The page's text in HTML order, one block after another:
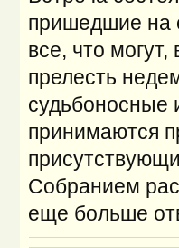
пришедшие на
все, что
прелесть
судьбоносные
принимаются
Собранием
еще больше